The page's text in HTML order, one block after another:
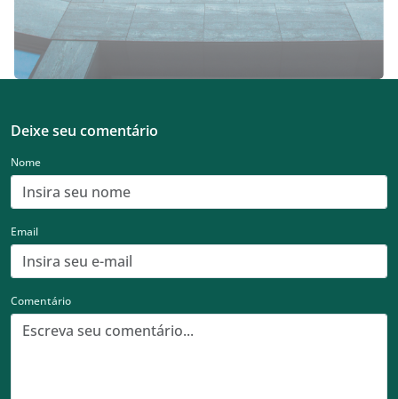
Deixe seu comentário
Nome
Email
Comentário